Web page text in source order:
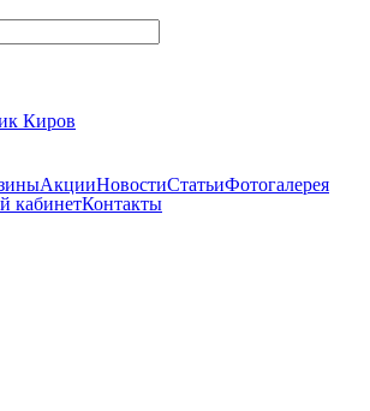
АкцииНовостиСтатьиФотогалерея
кабинетКонтакты